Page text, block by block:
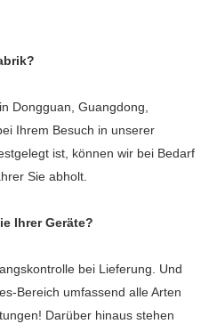
Dongguan, Guangdong,
Ihrem Besuch in unserer
ist, können wir bei Bedarf
Sie abholt.
Ihrer Geräte?
bei Lieferung. Und
Bereich umfassend alle Arten
Darüber hinaus stehen